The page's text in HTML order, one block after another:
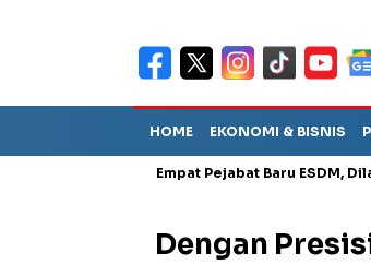
HOME EKONOMI & BISNIS
Empat Pejabat Baru ESDM, Dilantik Bahlil
Dengan